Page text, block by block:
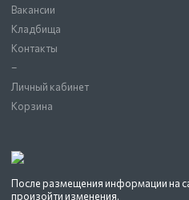
После размещения информации на
произойти изменения.
Вакансии
Кладбища
Контакты
–
Личный кабинет
Корзина